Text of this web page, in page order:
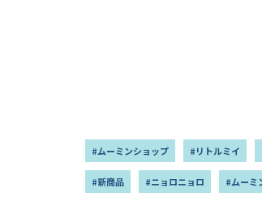
#ムーミンショップ #リトルミイ
#新商品 #ニョロニョロ #ムーミ